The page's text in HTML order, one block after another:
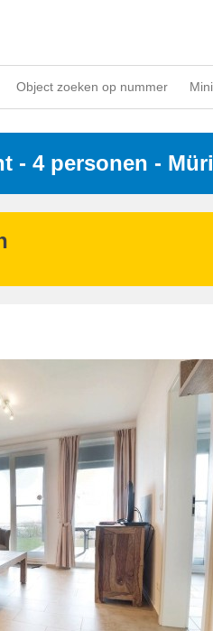
Object zoeken op nummer
- 4 personen -